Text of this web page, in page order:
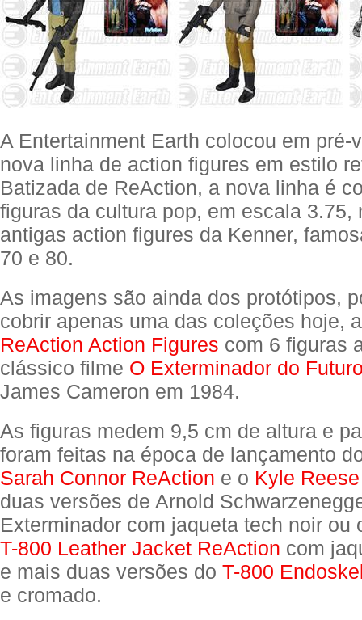
A Entertainment Earth colocou em pré-
nova linha de action figures em estilo
Batizada de ReAction, a nova linha é
figuras da cultura pop, em escala 3.75,
antigas action figures da Kenner,
70 e 80.
As imagens são ainda dos protótipos,
cobrir apenas uma das coleções hoje,
ReAction Action Figures com 6 figuras
clássico filme O Exterminador do
James Cameron em 1984.
As figuras medem 9,5 cm de altura e
foram feitas na época de lançamento
Sarah Connor ReAction e o Kyle
duas versões de Arnold
Exterminador com jaqueta tech noir ou
T-800 Leather Jacket ReAction com
e mais duas versões do T-800
e cromado.